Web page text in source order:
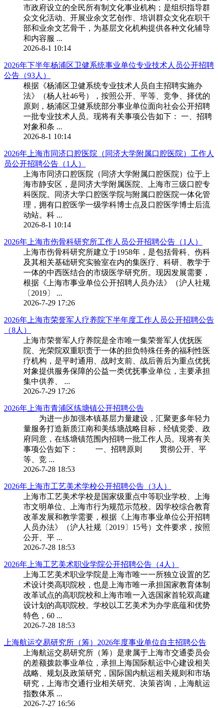
市政府设立的全民所有制文化事业机构；是组织指导群
众文化活动、开展业余文艺创作、培训群众文化在职干
部和业余文艺骨干，为基层文化机构提供各种文化辅导
和内容服 ...
2026-8-1 10:14
2026年下半年杨浦区卫健系统事业单位专业技术人员公开招聘
公告（93人）
根据《杨浦区卫健系统专业技术人员自主招聘实施办
法》（杨人社46号），按照公开、平等、竞争、择优的
原则，杨浦区卫健系统部分事业单位面向社会公开招聘
一批专业技术人员。现将有关事项公告如下： 一、招聘
对象和条 ...
2026-8-1 10:14
2026年上海市同济口腔医院（同济大学附属口腔医院）工作人
员公开招聘公告（1人）
上海市同济口腔医院（同济大学附属口腔医院）位于上
海市静安区，是同济大学附属医院、上海市三级口腔专
科医院。同济大学口腔医学院与附属口腔医院一体化管
理，拥有口腔医学一级学科博士点及口腔医学博士后流
动站。科 ...
2026-8-1 10:14
2026年上海市伤骨科研究所工作人员公开招聘公告（1人）
上海市伤骨科研究所建立于1958年，是包括骨科、伤科
及其相关基础研究实验室在内的集医疗、科研、教学于
一体的中西医结合的市级医学研究所。现因发展需要，
根据《上海市事业单位公开招聘人员办法》（沪人社规
〔2019〕 ...
2026-7-29 17:26
2026年上海市荣誉军人疗养院下半年度工作人员公开招聘公告
（8人）
上海市荣誉军人疗养院是全市唯一集荣誉军人优抚医
院、光荣院双重职责于一体的担负特殊任务的福利性医
疗机构，是平时通用、战时支前、战后善后为重点优抚
对象提供服务保障的公益一类优抚事业单位，主要承担
集中供养、 ...
2026-7-29 17:26
2026年上海市青浦区练塘镇公开招聘公告
为进一步加强本镇基层力量建设，汇聚更多年轻力
量服务打造新质江南和美练塘战略目标，经镇党委、政
府同意，在练塘镇范围内招聘一批工作人员。现将有关
事项公告如下： 一、招聘原则 贯彻公开、平
等、竞 ...
2026-7-28 18:53
2026年上海市工艺美术学校公开招聘公告（3人）
上海市工艺美术学校是国家级重点中等职业学校、上海
市文明单位、上海市行为规范示范校。因学校综合教育
改革发展和教学需要，根据《上海市事业单位公开招聘
人员办法》（沪人社规〔2019〕15号）文件要求，按照
公开、平 ...
2026-7-28 18:53
2026年上海工艺美术职业学院公开招聘公告（4人）
上海工艺美术职业学院是上海市唯一一所独立设置的艺
术设计类高职院校，也是上海市唯一承担国家教育体制
改革试点的高职院校和上海市唯一入选国家首轮双高建
设计划的高职院校。学校以工艺美术为办学底蕴和优势
特色，60 ...
2026-7-28 18:53
上海航运交易研究所（筹）2026年度事业单位自主招聘公告
上海航运交易研究所（筹）是隶属于上海市交通委员会
的差额拨款事业单位，承担上海国际航运中心建设相关
战略、规划及政策研究，国际国内航运相关规则和市场
研究，上海市交通行业相关研究、决策咨询，上海航运
指数体系 ...
2026-7-27 16:56